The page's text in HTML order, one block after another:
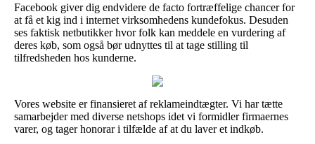
Facebook giver dig endvidere de facto fortræffelige chancer for
at få et kig ind i internet virksomhedens kundefokus. Desuden
ses faktisk netbutikker hvor folk kan meddele en vurdering af
deres køb, som også bør udnyttes til at tage stilling til
tilfredsheden hos kunderne.
Vores website er finansieret af reklameindtægter. Vi har tætte
samarbejder med diverse netshops idet vi formidler firmaernes
varer, og tager honorar i tilfælde af at du laver et indkøb.